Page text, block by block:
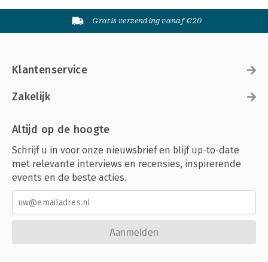
Gratis verzending vanaf €20
Klantenservice
Zakelijk
Altijd op de hoogte
Schrijf u in voor onze nieuwsbrief en blijf up-to-date
met relevante interviews en recensies, inspirerende
events en de beste acties.
Aanmelden